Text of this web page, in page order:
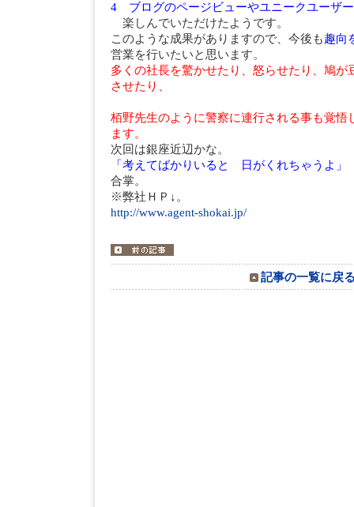
4 ブログのページビューやユニークユーザ
楽しんでいただけたようです。
このような成果がありますので、今後も趣向
営業を行いたいと思います。
多くの社長を驚かせたり、怒らせたり、鳩が
させたり、
栢野先生のように警察に連行される事も覚悟
ます。
次回は銀座近辺かな。
「考えてばかりいると 日がくれちゃうよ」
合掌。
※弊社ＨＰ↓。
http://www.agent-shokai.jp/
記事の一覧に戻